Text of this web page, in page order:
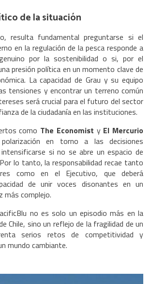
de la situación
resulta fundamental preguntarse si el
en la regulación de la pesca responde a
por la sostenibilidad o si, por el
presión política en un momento clave de
La capacidad de Grau y su equipo
tensiones y encontrar un terreno común
será crucial para el futuro del sector
de la ciudadanía en las instituciones.
como The Economist y El Mercurio
en torno a las decisiones
si no se abre un espacio de
lo tanto, la responsabilidad recae tanto
como en el Ejecutivo, que deberá
de unir voces disonantes en un
más complejo.
no es solo un episodio más en la
Chile, sino un reflejo de la fragilidad de un
serios retos de competitividad y
mundo cambiante.